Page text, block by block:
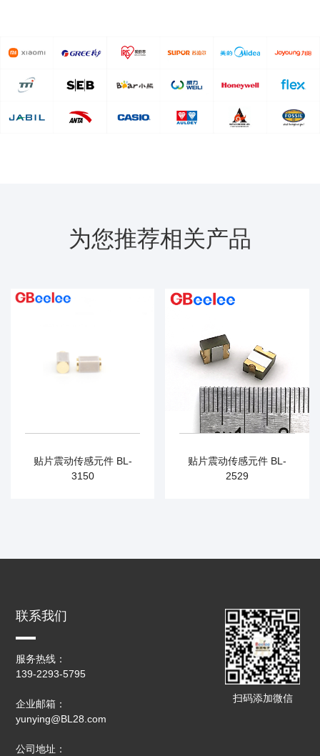
为您推荐相关产品
贴片震动传感元件 BL-
3150
贴片震动传感元件 BL-
2529
联系我们
服务热线：
139-2293-5795
企业邮箱：
yunying@BL28.com
公司地址：
扫码添加微信